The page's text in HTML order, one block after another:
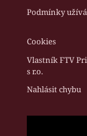
Podmínky
Cookies
Vlastník FTV
s r.o.
Nahlásit chybu